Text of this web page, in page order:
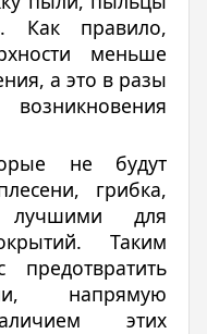
Как правило,
меньше
а это в разы
не будут
грибка,
лучшими для
Таким
напрямую
этих